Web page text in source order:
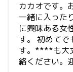
カカオです。
一緒に入った
に興味ある女
す。 初めてで
す。****も大
絡ください。